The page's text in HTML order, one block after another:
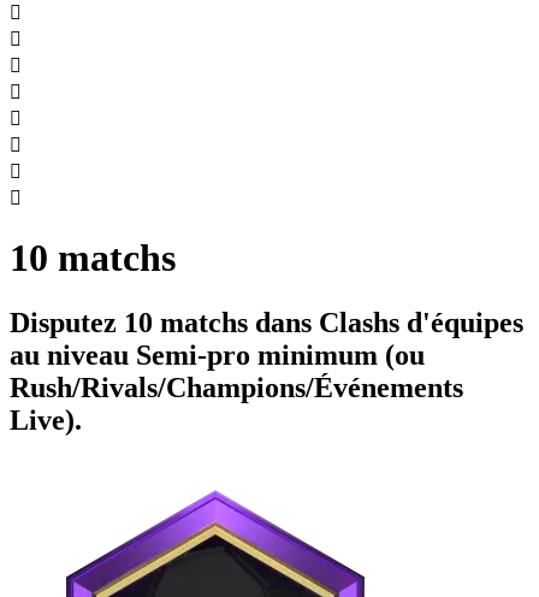








10 matchs
Disputez 10 matchs dans Clashs d'équipes
au niveau Semi-pro minimum (ou
Rush/Rivals/Champions/Événements
Live).